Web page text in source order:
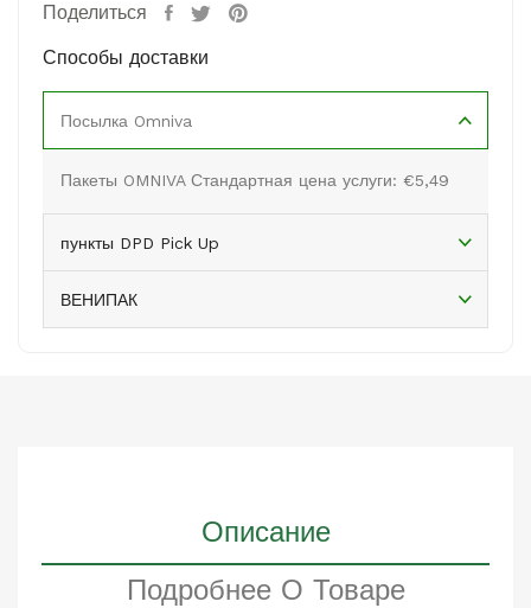
Поделиться
Способы доставки
Посылка Omniva
Пакеты OMNIVA Стандартная цена услуги: €5,49
пункты DPD Pick Up
ВЕНИПАК
Описание
Подробнее О Товаре